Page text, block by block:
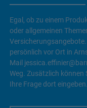
Egal, ob zu einem
oder allgemeinen
persönlich vor Ort in
Mail
Weg. Zusätzlich können
Ihre Frage dort eingeben.